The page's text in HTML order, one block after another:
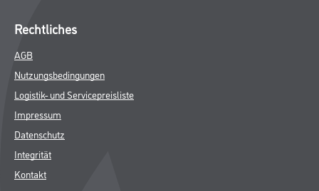
Rechtliches
AGB
Nutzungsbedingungen
Logistik- und Servicepreisliste
Impressum
Datenschutz
Integrität
Kontakt